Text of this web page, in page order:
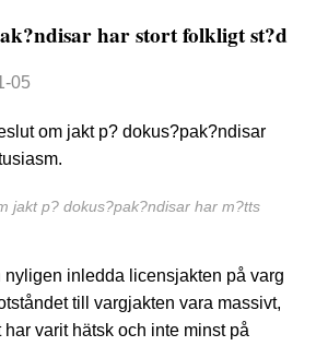
har stort folkligt st?d
05
jakt p? dokus?pak?ndisar har m?tts
nyligen inledda licensjakten på varg
till vargjakten vara massivt,
varit hätsk och inte minst på